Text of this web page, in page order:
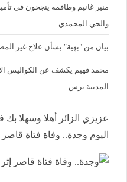
منير غانيم وطاقمه ينجحون في
والحي المحمدي
بيان من "بهية" بشأن علاج غير
محمد فهيم يكشف عن الكواليس
المدينة برس
عزيزي الزائر أهلا وسهلا
اليوم وجدة.. وفاة فتاة